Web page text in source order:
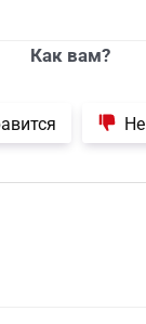
Как вам?